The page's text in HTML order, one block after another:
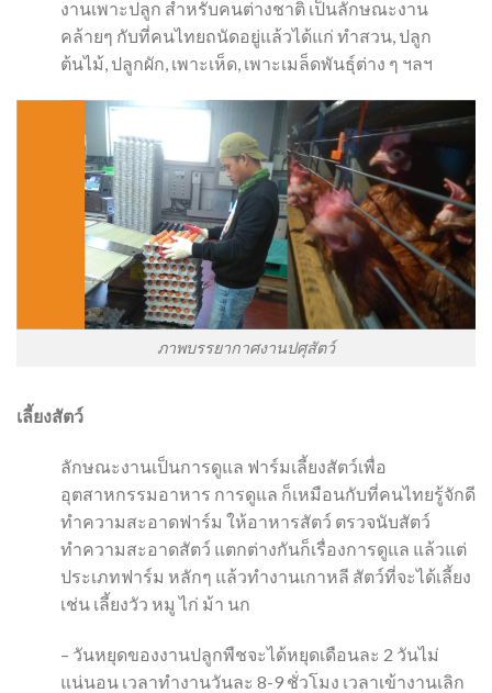
งานเพาะปลูก สำหรับคนต่างชาติ เป็นลักษณะงาน
คล้ายๆ กับที่คนไทยถนัดอยู่แล้วได้แก่ ทำสวน, ปลูก
ต้นไม้, ปลูกผัก, เพาะเห็ด, เพาะเมล็ดพันธุ์ต่าง ๆ ฯลฯ
ภาพบรรยากาศงานปศุสัตว์
เลี้ยงสัตว์
ลักษณะงานเป็นการดูแล ฟาร์มเลี้ยงสัตว์เพื่อ
อุตสาหกรรมอาหาร การดูแล ก็เหมือนกับที่คนไทยรู้จักดี
ทำความสะอาดฟาร์ม ให้อาหารสัตว์ ตรวจนับสัตว์
ทำความสะอาดสัตว์ แตกต่างกันก็เรื่องการดูแล แล้วแต่
ประเภทฟาร์ม หลักๆ แล้วทำงานเกาหลี สัตว์ที่จะได้เลี้ยง
เช่น เลี้ยงวัว หมู ไก่ ม้า นก
– วันหยุดของงานปลูกพืชจะได้หยุดเดือนละ 2 วันไม่
แน่นอน เวลาทำงานวันละ 8-9 ชั่วโมง เวลาเข้างานเลิก